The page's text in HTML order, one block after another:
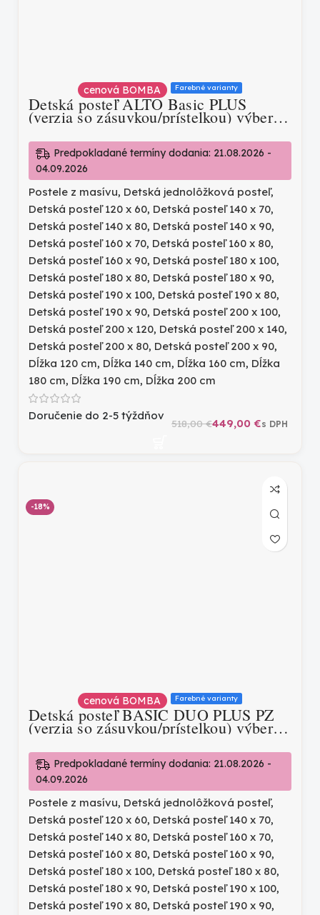
cenová BOMBA Farebné varianty
Detská posteľ ALTO Basic PLUS
(verzia so zásuvkou/prístelkou) výber
farieb
Predpokladané termíny dodania: 21.08.2026 -
04.09.2026
Postele z masívu, Detská jednolôžková posteľ,
Detská posteľ 120 x 60, Detská posteľ 140 x 70,
Detská posteľ 140 x 80, Detská posteľ 140 x 90,
Detská posteľ 160 x 70, Detská posteľ 160 x 80,
Detská posteľ 160 x 90, Detská posteľ 180 x 100,
Detská posteľ 180 x 80, Detská posteľ 180 x 90,
Detská posteľ 190 x 100, Detská posteľ 190 x 80,
Detská posteľ 190 x 90, Detská posteľ 200 x 100,
Detská posteľ 200 x 120, Detská posteľ 200 x 140,
Detská posteľ 200 x 80, Detská posteľ 200 x 90,
Dĺžka 120 cm, Dĺžka 140 cm, Dĺžka 160 cm, Dĺžka
180 cm, Dĺžka 190 cm, Dĺžka 200 cm
Doručenie do 2-5 týždňov
518,00€449,00 €
-18%
cenová BOMBA Farebné varianty
Detská posteľ BASIC DUO PLUS PZ
(verzia so zásuvkou/prístelkou) výber
farieb
Predpokladané termíny dodania: 21.08.2026 -
04.09.2026
Postele z masívu, Detská jednolôžková posteľ,
Detská posteľ 120 x 60, Detská posteľ 140 x 70,
Detská posteľ 140 x 80, Detská posteľ 160 x 70,
Detská posteľ 160 x 80, Detská posteľ 160 x 90,
Detská posteľ 180 x 100, Detská posteľ 180 x 80,
Detská posteľ 180 x 90, Detská posteľ 190 x 100,
Detská posteľ 190 x 80, Detská posteľ 190 x 90,